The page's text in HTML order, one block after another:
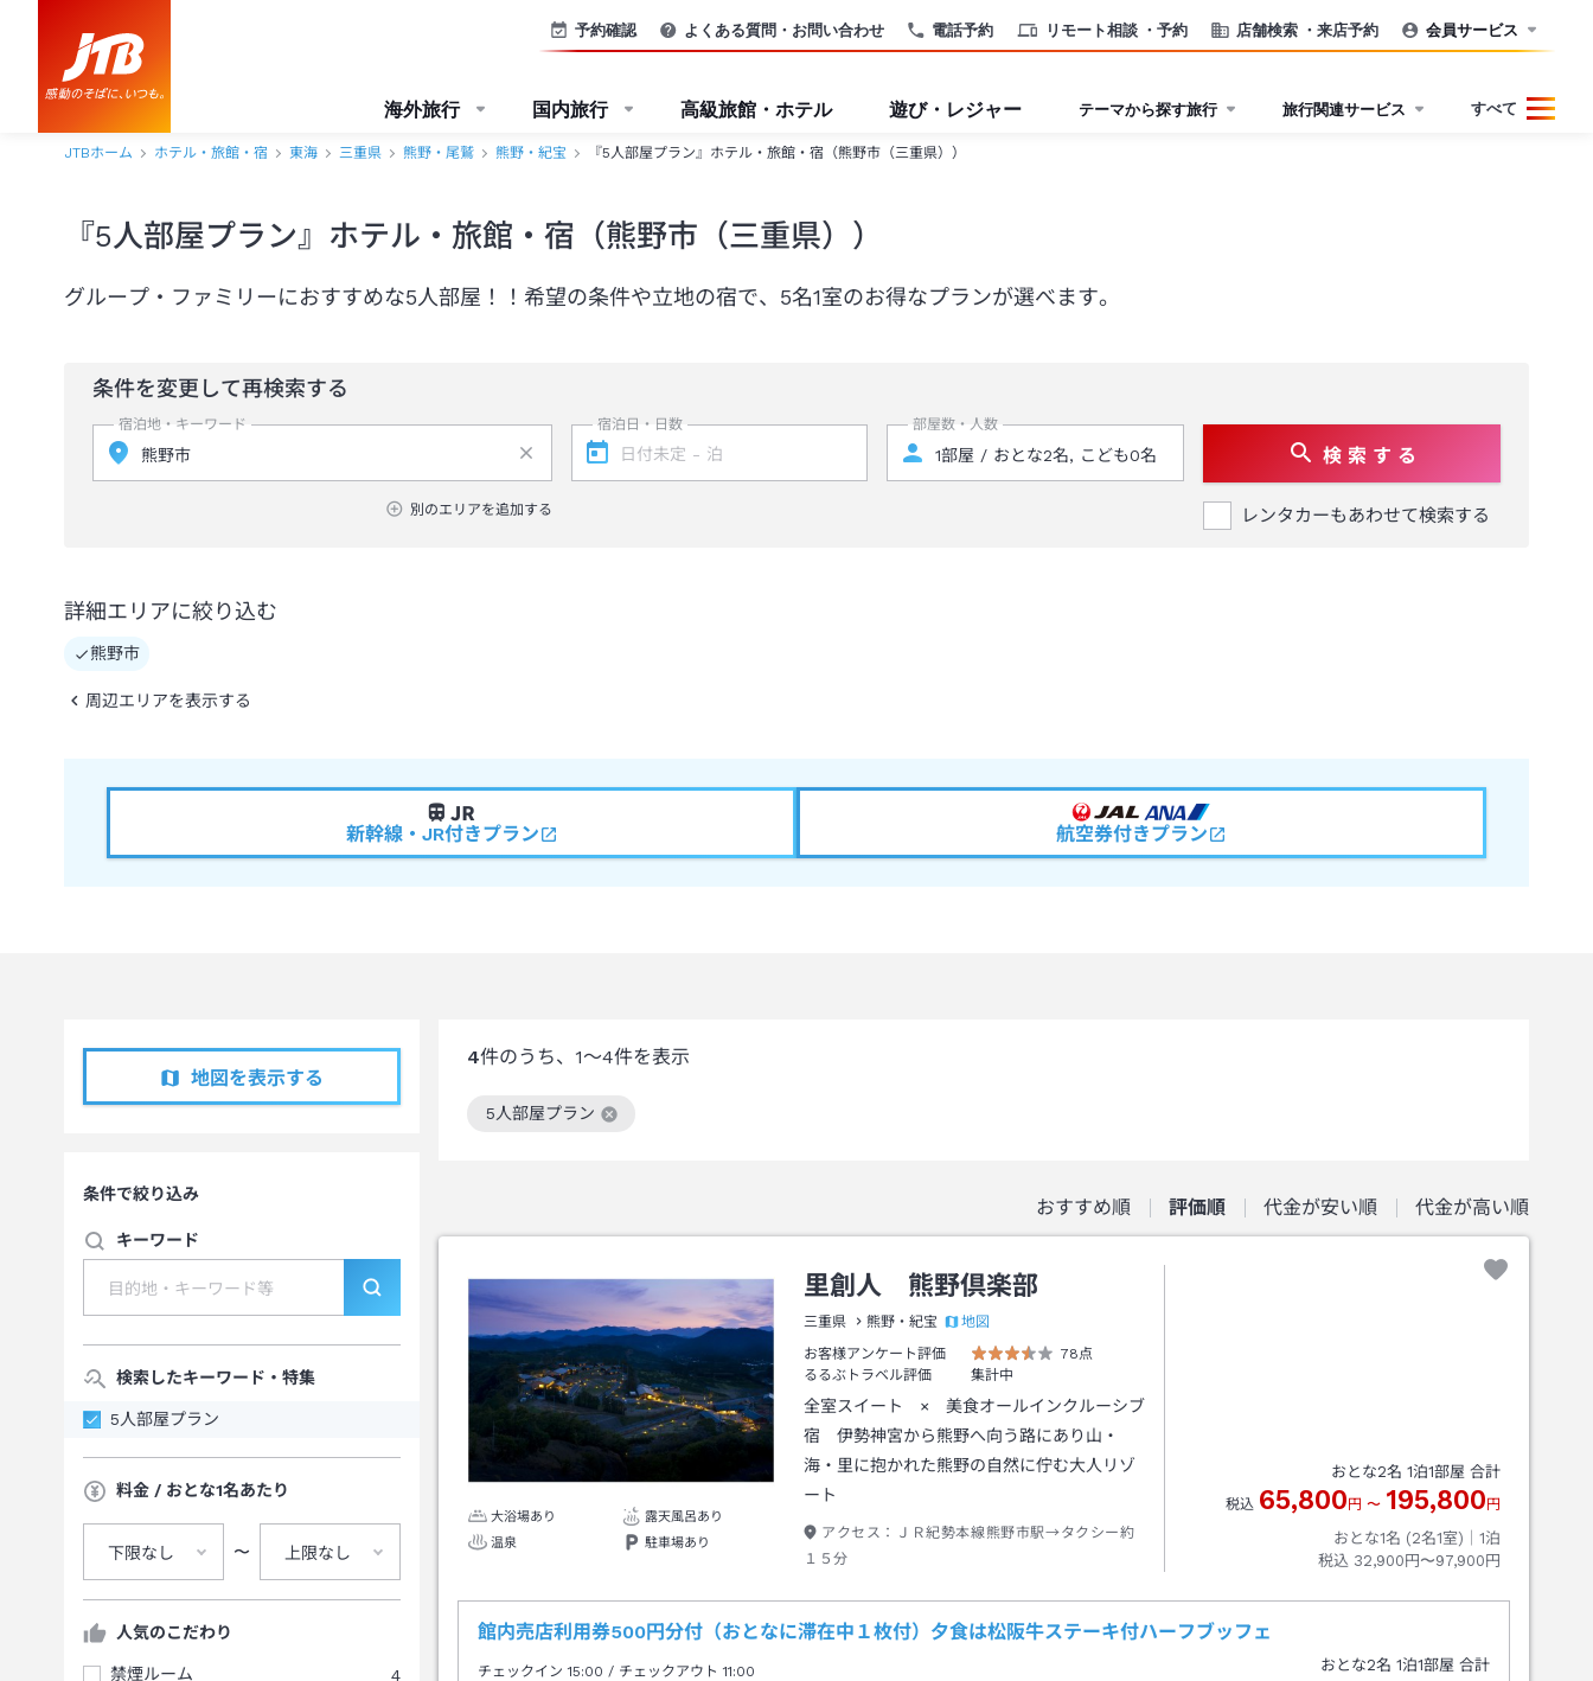
電話予約 リモート相談 ・予約 店舗検索 ・来店予約
予約確認 よくある質問・お問い合わせ 会員サービス
海外旅行 国内旅行 高級旅館・ホテル 遊び・レジャー テーマから探す旅行 旅行関連サービス すべて
JTBホーム ホテル・旅館・宿 東海 三重県 熊野・尾鷲 熊野・紀宝 『5人部屋プラン』ホテル・旅館・宿（熊野市（三重県））
『5人部屋プラン』ホテル・旅館・宿（熊野市（三重県））
グループ・ファミリーにおすすめな5人部屋！！希望の条件や立地の宿で、5名1室のお得なプランが選べます。
条件を変更して再検索する
宿泊地・キーワード
別のエリアを追加する
宿泊日・日数 部屋数・人数
検 索 す る
レンタカーもあわせて検索する
詳細エリアに絞り込む
熊野市
周辺エリアを表示する
新幹線・JR付きプラン 航空券付きプラン
地図を表示する
条件で絞り込み
キーワード
検索したキーワード・特集
5人部屋プラン
料金 / おとな1名あたり
下限なし 〜 上限なし
人気のこだわり
禁煙ルーム
4
4件のうち、 1～4件を表示
5人部屋プラン
この絞り込み条件を解除
おすすめ順 評価順 代金が安い順 代金が高い順
大浴場あり
露天風呂あり
温泉
駐車場あり
里創人 熊野倶楽部
三重県 熊野・紀宝
地図
お客様アンケート評価
78点
るるぶトラベル評価
集計中
全室スイート × 美食オールインクルーシブ
宿 伊勢神宮から熊野へ向う路にあり山・
海・里に抱かれた熊野の自然に佇む大人リゾ
ート
アクセス：
ＪＲ紀勢本線熊野市駅→タクシー約
１５分
おとな2名 1泊1部屋 合計
税込 65,800 円 〜 195,800 円
おとな1名 (2名1室)｜ 1泊
税込 32,900円〜97,900円
館内売店利用券500円分付（おとなに滞在中１枚付）夕食は松阪牛ステーキ付ハーフブッフェ
チェックイン15:00 / チェックアウト 11:00 おとな2名 1泊1部屋 合計